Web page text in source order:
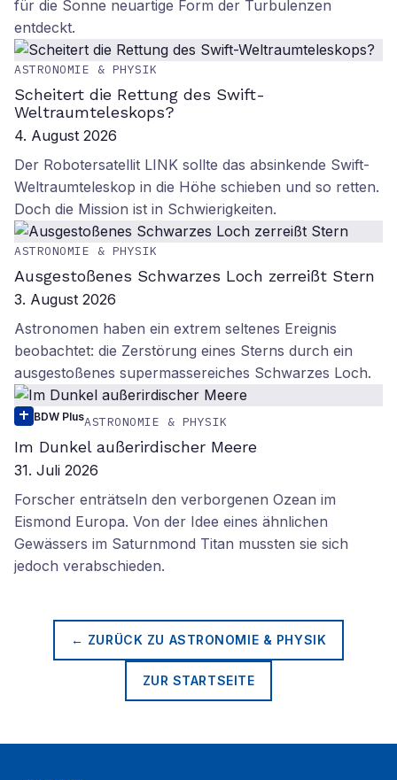
für die Sonne neuartige Form der Turbulenzen
entdeckt.
ASTRONOMIE & PHYSIK
Scheitert die Rettung des Swift-
Weltraumteleskops?
4. August 2026
Der Robotersatellit LINK sollte das absinkende Swift-
Weltraumteleskop in die Höhe schieben und so retten.
Doch die Mission ist in Schwierigkeiten.
ASTRONOMIE & PHYSIK
Ausgestoßenes Schwarzes Loch zerreißt Stern
3. August 2026
Astronomen haben ein extrem seltenes Ereignis
beobachtet: die Zerstörung eines Sterns durch ein
ausgestoßenes supermassereiches Schwarzes Loch.
BDW PlusASTRONOMIE & PHYSIK
Im Dunkel außerirdischer Meere
31. Juli 2026
Forscher enträtseln den verborgenen Ozean im
Eismond Europa. Von der Idee eines ähnlichen
Gewässers im Saturnmond Titan mussten sie sich
jedoch verabschieden.
← ZURÜCK ZU ASTRONOMIE & PHYSIK
ZUR STARTSEITE